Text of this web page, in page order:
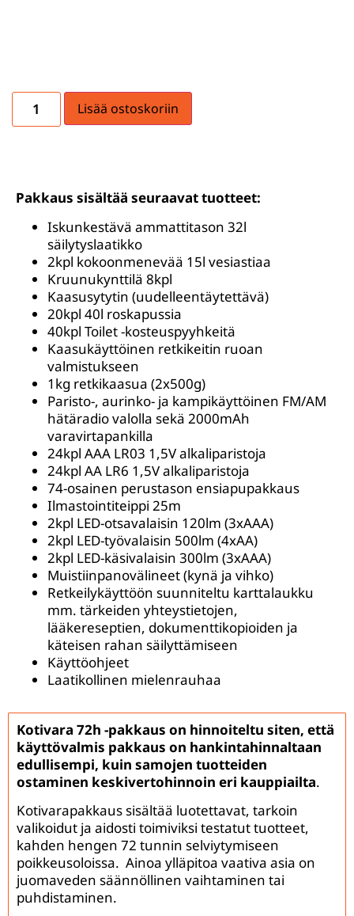
Lisää ostoskoriin
Pakkaus sisältää seuraavat tuotteet:
Iskunkestävä ammattitason 32l
säilytyslaatikko
2kpl kokoonmenevää 15l vesiastiaa
Kruunukynttilä 8kpl
Kaasusytytin (uudelleentäytettävä)
20kpl 40l roskapussia
40kpl Toilet -kosteuspyyhkeitä
Kaasukäyttöinen retkikeitin ruoan
valmistukseen
1kg retkikaasua (2x500g)
Paristo-, aurinko- ja kampikäyttöinen FM/AM
hätäradio valolla sekä 2000mAh
varavirtapankilla
24kpl AAA LR03 1,5V alkaliparistoja
24kpl AA LR6 1,5V alkaliparistoja
74-osainen perustason ensiapupakkaus
Ilmastointiteippi 25m
2kpl LED-otsavalaisin 120lm (3xAAA)
2kpl LED-työvalaisin 500lm (4xAA)
2kpl LED-käsivalaisin 300lm (3xAAA)
Muistiinpanovälineet (kynä ja vihko)
Retkeilykäyttöön suunniteltu karttalaukku
mm. tärkeiden yhteystietojen,
lääkereseptien, dokumenttikopioiden ja
käteisen rahan säilyttämiseen
Käyttöohjeet
Laatikollinen mielenrauhaa
Kotivara 72h -pakkaus on hinnoiteltu siten, että
käyttövalmis pakkaus on hankintahinnaltaan
edullisempi, kuin samojen tuotteiden
ostaminen keskivertohinnoin eri kauppiailta.
Kotivarapakkaus sisältää luotettavat, tarkoin
valikoidut ja aidosti toimiviksi testatut tuotteet,
kahden hengen 72 tunnin selviytymiseen
poikkeusoloissa. Ainoa ylläpitoa vaativa asia on
juomaveden säännöllinen vaihtaminen tai
puhdistaminen.